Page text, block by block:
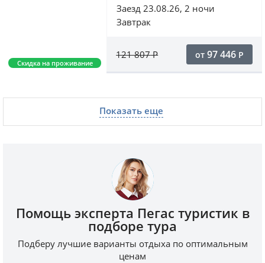
Скидка на проживание
Заезд 23.08.26, 2 ночи
Завтрак
121 807Р от 97 446 Р
Показать еще
Помощь эксперта Пегас туристик в
подборе тура
Подберу лучшие варианты отдыха по оптимальным
ценам